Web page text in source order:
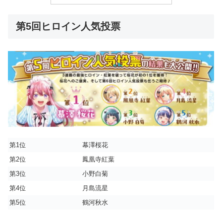
第5回ヒロイン人気投票
第1位
幕澤桜花
第2位
鳳凰寺紅葉
第3位
小野白菊
第4位
月島流星
第5位
鶴河秋水